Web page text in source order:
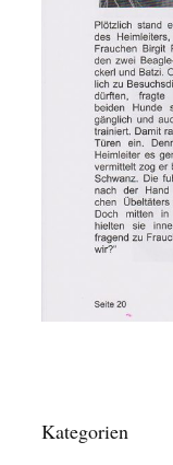
Kategorien